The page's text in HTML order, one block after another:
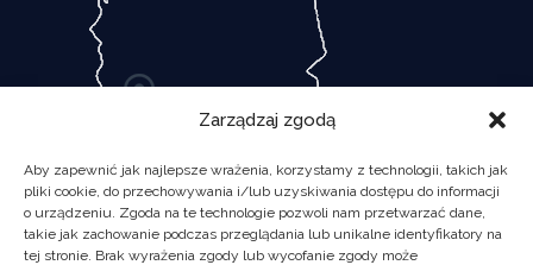
Zarządzaj zgodą
Aby zapewnić jak najlepsze wrażenia, korzystamy z technologii, takich jak
pliki cookie, do przechowywania i/lub uzyskiwania dostępu do informacji
o urządzeniu. Zgoda na te technologie pozwoli nam przetwarzać dane,
takie jak zachowanie podczas przeglądania lub unikalne identyfikatory na
tej stronie. Brak wyrażenia zgody lub wycofanie zgody może